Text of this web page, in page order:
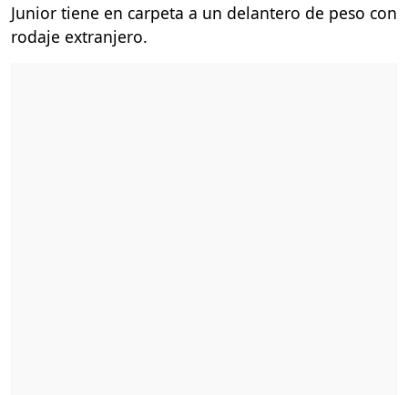
Junior tiene en carpeta a un delantero de peso con
rodaje extranjero.